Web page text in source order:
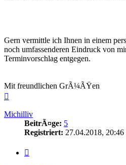
Gern vermittle ich Ihnen in einem
noch umfassenderen Eindruck von
Terminvorschlag entgegen.
Mit freundlichen GrÃ¼ÃŸen
Michilliv
BeitrÃ¤ge: 5
Registriert: 27.04.2018, 20:46